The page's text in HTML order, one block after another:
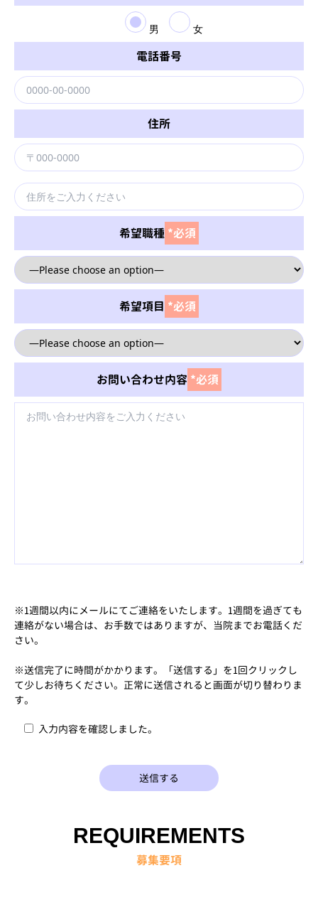
男 女
電話番号
住所
希望職種 *必須
希望項目 *必須
お問い合わせ内容 *必須
※1週間以内にメールにてご連絡をいたします。1週間を過ぎても
連絡がない場合は、お手数ではありますが、当院までお電話くだ
さい。
※送信完了に時間がかかります。「送信する」を1回クリックし
て少しお待ちください。正常に送信されると画面が切り替わりま
す。
入力内容を確認しました。
REQUIREMENTS
募集要項